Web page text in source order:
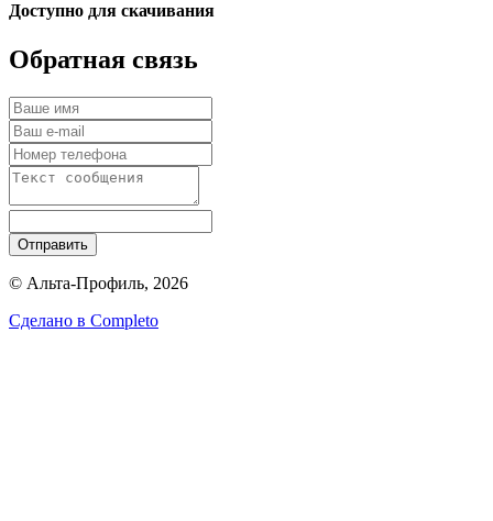
Доступно для скачивания
Обратная связь
Отправить
© Альта-Профиль, 2026
Сделано в Completo